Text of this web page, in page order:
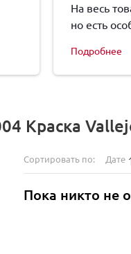
На весь
но есть
Подробнее
Краска
Сортировать по: Дате
Пока никто не